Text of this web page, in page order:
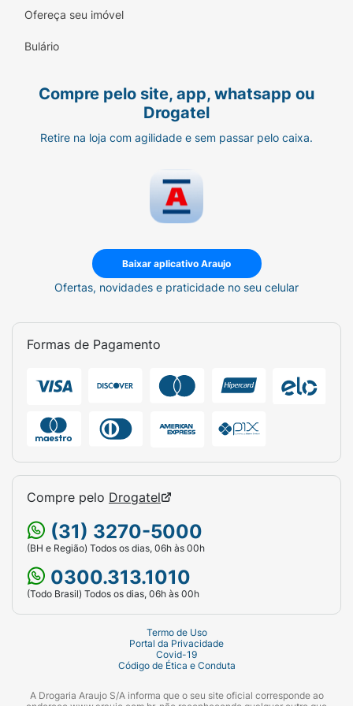
dia.
Barreira Fortalecida:
diárias.
Ativos de Alta Performance:
com Nano Ácido Hialurônico, Esqualano,
Formulado para se adaptar
Sugestão de Uso:
Com o rosto previamente limpo e seco,
Hidratante Facial Lecieza sobre a pele do
rosto e pescoço. Massageie suavemente
ascendentes até a completa absorção do
produto. Pode ser incluído na sua rotina de
skincare pela manhã (antes do protetor solar)
e à noite.
Recomendação: Consulte seu
dermatologista para orientações específicas
para o seu tipo de pele.
Ficha Técnica:
Marca: Lecieza.
Produto: Hidratante Facial.
Textura:Ultraleve (rápida absorção).
Todos os tipos de pele.
Principais Ativos:Nano Ácido Hialurônico,
Polissacarídeos Vegetais.
Ofereça seu imóvel
Bulário
Compre pelo site, app, whatsapp ou
Drogatel
Retire na loja com agilidade e sem passar pelo caixa.
Baixar aplicativo Araujo
Ofertas, novidades e praticidade no seu celular
Formas de Pagamento
Compre pelo Drogatel
(31) 3270-5000
(BH e Região) Todos os dias, 06h às 00h
0300.313.1010
(Todo Brasil) Todos os dias, 06h às 00h
Termo de Uso
Portal da Privacidade
Covid-19
Código de Ética e Conduta
A Drogaria Araujo S/A informa que o seu site oficial corresponde ao